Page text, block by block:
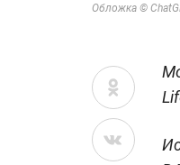
Обложка ©